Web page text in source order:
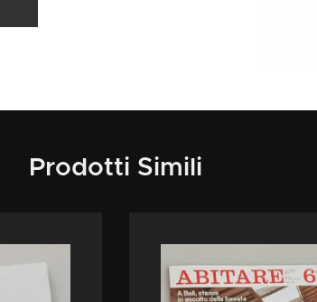
Prodotti Simili